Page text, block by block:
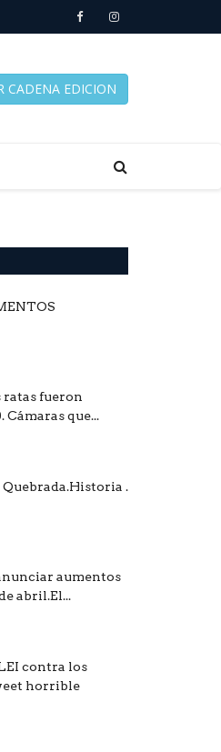
CADENA EDICION
ratas fueron
Cámaras que...
.
aumentos
abril.El...
contra los
horrible